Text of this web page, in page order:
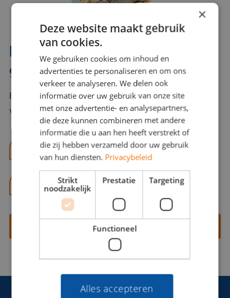
Interesse? Benno helpt je
graag verder!
Bel of mail Benno met al jouw vragen. Benno staat
voor je klaar en helpt je graag!
benno@viajou.nl
06 13 28 62 71
Contact opnemen
×
Deze website maakt gebruik
van cookies.
We gebruiken cookies om inhoud en
advertenties te personaliseren en om ons
verkeer te analyseren. We delen ook
informatie over uw gebruik van onze site
met onze advertentie- en analysepartners,
die deze kunnen combineren met andere
informatie die u aan hen heeft verstrekt of
die zij hebben verzameld door uw gebruik
van hun diensten. Privacybeleid
Strikt
noodzakelijk
Prestatie Targeting
Functioneel
Alles accepteren